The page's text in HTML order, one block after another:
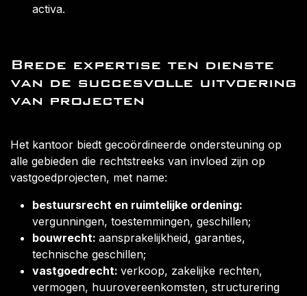
activa.
Brede expertise ten dienste
van de succesvolle uitvoering
van projecten
Het kantoor biedt gecoördineerde ondersteuning op
alle gebieden die rechtstreeks van invloed zijn op
vastgoedprojecten, met name:
bestuursrecht en ruimtelijke ordening:
vergunningen, toestemmingen, geschillen;
bouwrecht: aansprakelijkheid, garanties,
technische geschillen;
vastgoedrecht: verkoop, zakelijke rechten,
vermogen, huurovereenkomsten, structurering